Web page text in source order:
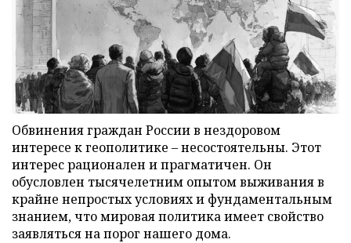
Обвинения граждан России в нездоровом
интересе к геополитике – несостоятельны. Этот
интерес рационален и прагматичен. Он
обусловлен тысячелетним опытом выживания в
крайне непростых условиях и фундаментальным
знанием, что мировая политика имеет свойство
заявляться на порог нашего дома.